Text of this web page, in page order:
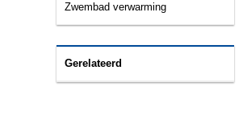
Zwembad verwarming
Gerelateerd